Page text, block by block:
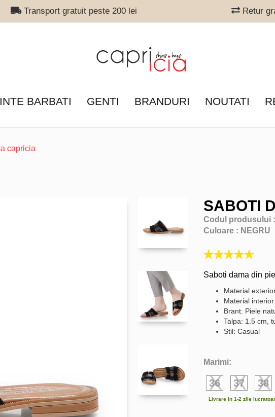
Transport gratuit peste 200 lei Retur
BARBATI GENTI BRANDURI NOUTATI
capricia
SABOTI
Codul produsului :
Culoare : NEGRU
Saboti dama din
Material
Material
Brant: Piele
Talpa: 1.5 cm,
Stil: Casual
Marimi:
36 37 38
Livrare in 1-2 zile